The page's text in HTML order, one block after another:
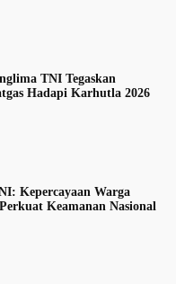
TNI Tegaskan
Hadapi Karhutla 2026
Kepercayaan Warga
Keamanan Nasional